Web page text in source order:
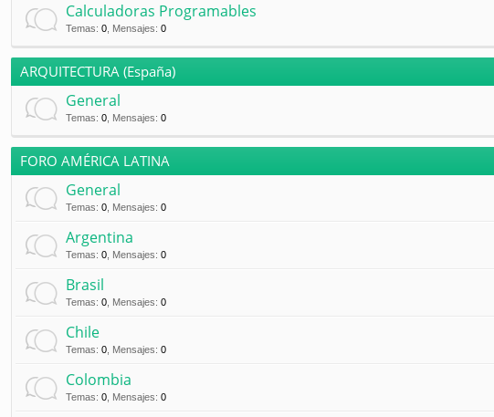
Calculadoras Programables
Temas: 0 Mensajes: 0
ARQUITECTURA (España)
General
Temas: 0 Mensajes: 0
FORO AMÉRICA LATINA
General
Temas: 0 Mensajes: 0
Argentina
Temas: 0 Mensajes: 0
Brasil
Temas: 0 Mensajes: 0
Chile
Temas: 0 Mensajes: 0
Colombia
Temas: 0 Mensajes: 0